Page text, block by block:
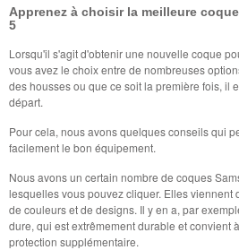
Apprenez à choisir la meilleure
5
Lorsqu'il s'agit d'obtenir une nouvelle coque
vous avez le choix entre de nombreuses
des housses ou que ce soit la première fois, il
départ.
Pour cela, nous avons quelques conseils qui
facilement le bon équipement.
Nous avons un certain nombre de coques
lesquelles vous pouvez cliquer. Elles viennent
de couleurs et de designs. Il y en a, par
dure, qui est extrêmement durable et convient
protection supplémentaire.